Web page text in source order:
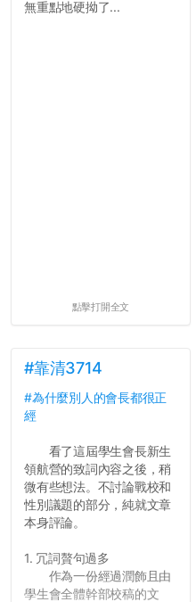
無重點地硬拗了...
點擊打開全文
#靠清3714
#為什麼別人的會長都很正
經
看了這屆學生會長新生
領航營的致詞內容之後，稍
微有些想法。不討論戰校和
性別議題的部分，純就文章
本身評論。
1. 冗詞贅句過多
作為一份經過潤飾且由
學生會全體幹部校稿的文